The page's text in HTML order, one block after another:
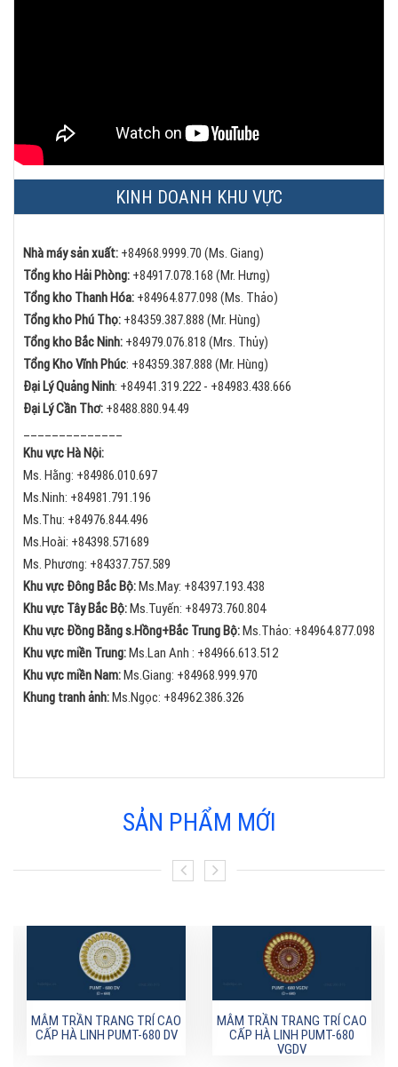
KINH DOANH KHU VỰC
Nhà máy sản xuất: +84968.9999.70 (Ms. Giang)
Tổng kho Hải Phòng: +84917.078.168 (Mr. Hưng)
Tổng kho Thanh Hóa: +84964.877.098 (Ms. Thảo)
Tổng kho Phú Thọ: +84359.387.888 (Mr. Hùng)
Tổng kho Bắc Ninh: +84979.076.818 (Mrs. Thủy)
Tổng Kho Vĩnh Phúc: +84359.387.888 (Mr. Hùng)
Đại Lý Quảng Ninh: +84941.319.222 - +84983.438.666
Đại Lý Cần Thơ: +8488.880.94.49
Khu vực Hà Nội:
Ms. Hằng: +84986.010.697
Ms.Ninh: +84981.791.196
Ms.Thu: +84976.844.496
Ms.Hoài: +84398.571689
Ms. Phương: +84337.757.589
Khu vực Đông Bắc Bộ: Ms.May: +84397.193.438
Khu vực Tây Bắc Bộ: Ms.Tuyến: +84973.760.804
Khu vực Đồng Bằng s.Hồng+Bắc Trung Bộ: Ms.Thảo: +84964.877.098
Khu vực miền Trung: Ms.Lan Anh : +84966.613.512
Khu vực miền Nam: Ms.Giang: +84968.999.970
Khung tranh ảnh: Ms.Ngọc: +84962.386.326
SẢN PHẨM MỚI
MÂM TRẦN TRANG TRÍ CAO
CẤP HÀ LINH PUMT-680 DV
MÂM TRẦN TRANG TRÍ CAO
CẤP HÀ LINH PUMT-680
VGDV